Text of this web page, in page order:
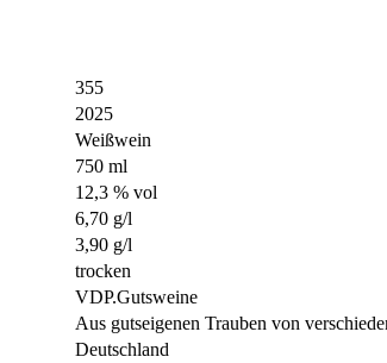
355
2025
Weißwein
750 ml
12,3 % vol
6,70 g/l
3,90 g/l
trocken
VDP.Gutsweine
Aus gutseigenen Trauben von
Deutschland